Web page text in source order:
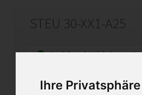
Ihre
STEU 30-XX1-A25
Auf StudyAid.de
Startseite Sonstiges